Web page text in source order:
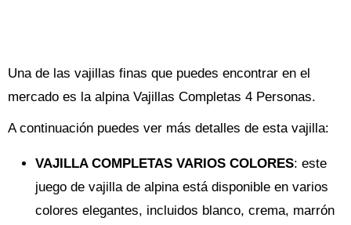
Una de las vajillas finas que puedes encontrar en el
mercado es la alpina Vajillas Completas 4 Personas.
A continuación puedes ver más detalles de esta vajilla:
VAJILLA COMPLETAS VARIOS COLORES: este
juego de vajilla de alpina está disponible en varios
colores elegantes, incluidos blanco, crema, marrón